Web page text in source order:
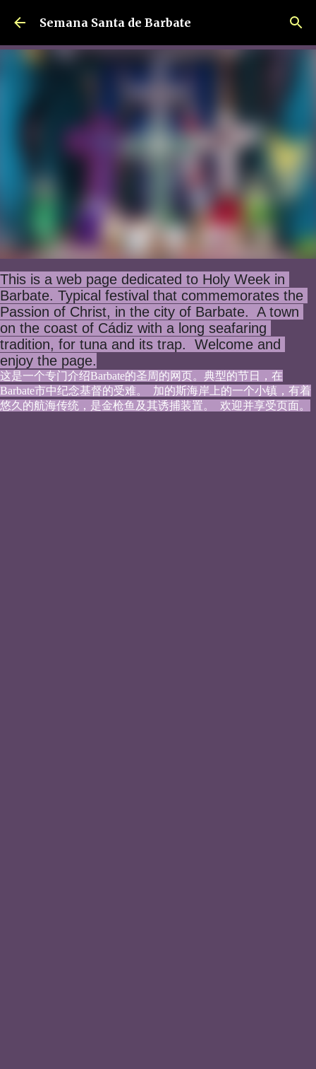
Ir al contenido principal
Semana Santa de Barbate
This is a web page dedicated to Holy Week in
Barbate. Typical festival that commemorates the
Passion of Christ, in the city of Barbate.  A town
on the coast of Cádiz with a long seafaring
tradition, for tuna and its trap.  Welcome and
enjoy the page.
这是一个专门介绍Barbate的圣周的网页。典型的节日，在
Barbate市中纪念基督的受难。  加的斯海岸上的一个小镇，有着
悠久的航海传统，是金枪鱼及其诱捕装置。  欢迎并享受页面。